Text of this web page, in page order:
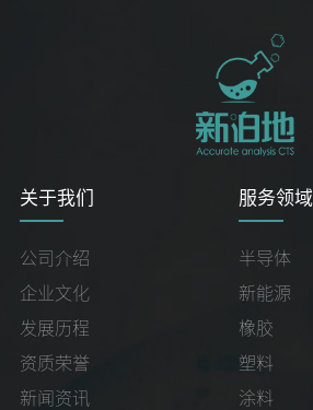
关于我们
公司介绍
企业文化
发展历程
资质荣誉
新闻资讯
服务领域
半导体
新能源
橡胶
塑料
涂料